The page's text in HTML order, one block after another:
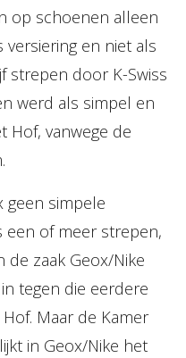
op schoenen alleen
en niet als
strepen door K-Swiss
werd als simpel en
Hof, vanwege de
geen simpele
een of meer strepen,
de zaak Geox/Nike
tegen die eerdere
Maar de Kamer
in Geox/Nike het